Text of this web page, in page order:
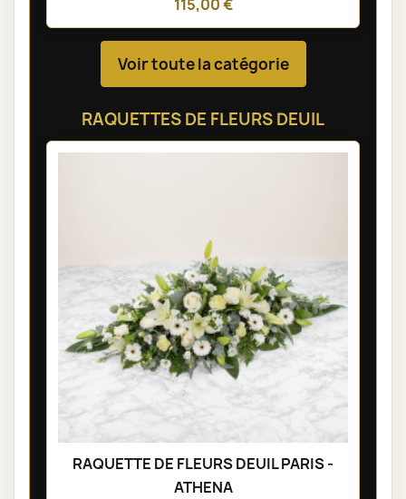
115,00 €
Voir toute la catégorie
RAQUETTES DE FLEURS DEUIL
RAQUETTE DE FLEURS DEUIL PARIS -
ATHENA